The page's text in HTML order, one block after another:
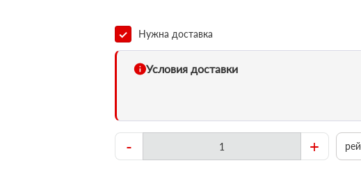
Нужна доставка
Условия доставки
- +